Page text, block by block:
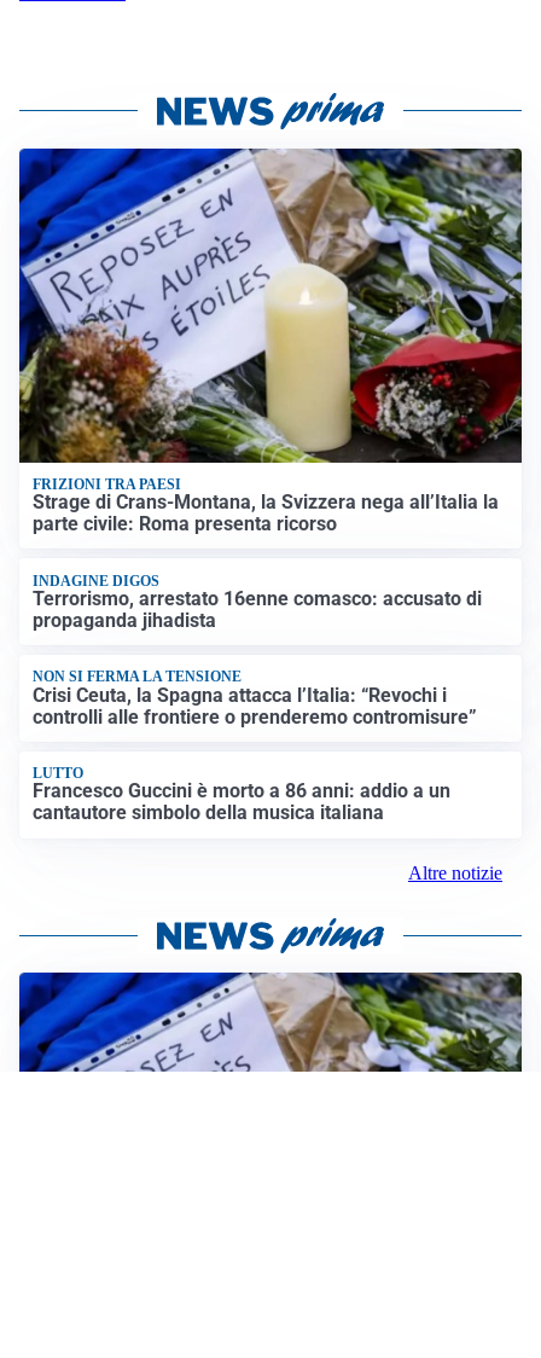
FRIZIONI TRA PAESI
Strage di Crans-Montana, la Svizzera nega all’Italia la
parte civile: Roma presenta ricorso
INDAGINE DIGOS
Terrorismo, arrestato 16enne comasco: accusato di
propaganda jihadista
NON SI FERMA LA TENSIONE
Crisi Ceuta, la Spagna attacca l’Italia: “Revochi i
controlli alle frontiere o prenderemo contromisure”
LUTTO
Francesco Guccini è morto a 86 anni: addio a un
cantautore simbolo della musica italiana
Altre notizie